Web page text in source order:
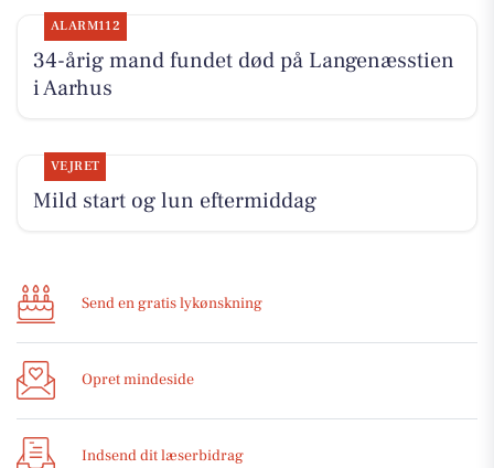
ALARM112
34-årig mand fundet død på Langenæsstien
i Aarhus
VEJRET
Mild start og lun eftermiddag
Send en gratis lykønskning
Opret mindeside
Indsend dit læserbidrag